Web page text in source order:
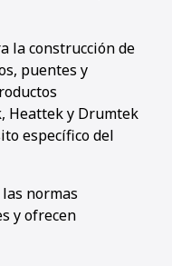
la construcción de
puentes y
Heattek y Drumtek
específico del
normas
y ofrecen